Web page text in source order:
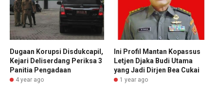
Dugaan Korupsi Disdukcapil,
Kejari Deliserdang Periksa 3
Panitia Pengadaan
4 year ago
Ini Profil Mantan Kopassus
Letjen Djaka Budi Utama
yang Jadi Dirjen Bea Cukai
1 year ago